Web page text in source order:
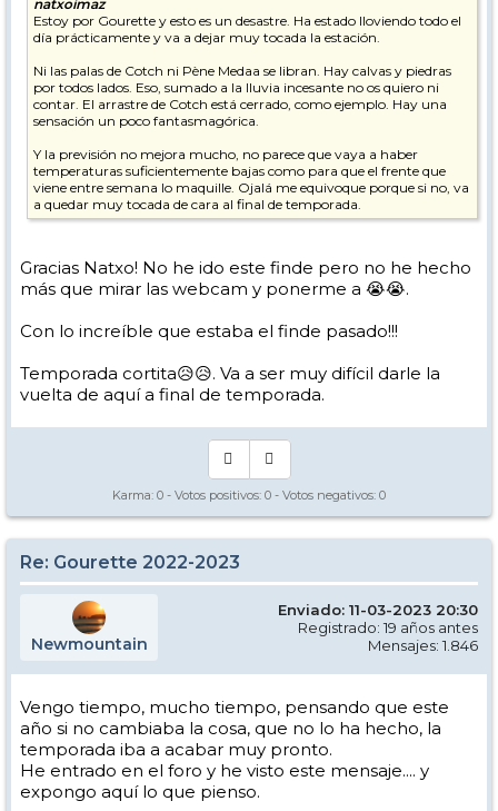
natxoimaz
Estoy por Gourette y esto es un desastre. Ha estado lloviendo todo el
día prácticamente y va a dejar muy tocada la estación.
Ni las palas de Cotch ni Pène Medaa se libran. Hay calvas y piedras
por todos lados. Eso, sumado a la lluvia incesante no os quiero ni
contar. El arrastre de Cotch está cerrado, como ejemplo. Hay una
sensación un poco fantasmagórica.
Y la previsión no mejora mucho, no parece que vaya a haber
temperaturas suficientemente bajas como para que el frente que
viene entre semana lo maquille. Ojalá me equivoque porque si no, va
a quedar muy tocada de cara al final de temporada.
Gracias Natxo! No he ido este finde pero no he hecho
más que mirar las webcam y ponerme a 😭😭.
Con lo increíble que estaba el finde pasado!!!
Temporada cortita😥😥. Va a ser muy difícil darle la
vuelta de aquí a final de temporada.
Karma: 0 - Votos positivos: 0 - Votos negativos: 0
Re: Gourette 2022-2023
Newmountain
Enviado: 11-03-2023 20:30
Registrado: 19 años antes
Mensajes: 1.846
Vengo tiempo, mucho tiempo, pensando que este
año si no cambiaba la cosa, que no lo ha hecho, la
temporada iba a acabar muy pronto.
He entrado en el foro y he visto este mensaje.... y
expongo aquí lo que pienso.